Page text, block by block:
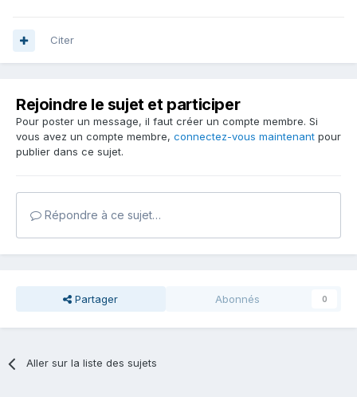
Citer
Rejoindre le sujet et participer
Pour poster un message, il faut créer un compte membre. Si
vous avez un compte membre, connectez-vous maintenant pour
publier dans ce sujet.
Répondre à ce sujet…
Partager Abonnés 0
Aller sur la liste des sujets